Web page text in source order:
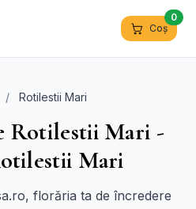
Coș
0
/ Rotilestii Mari
Rotilestii Mari -
Mari
florăria ta de încredere